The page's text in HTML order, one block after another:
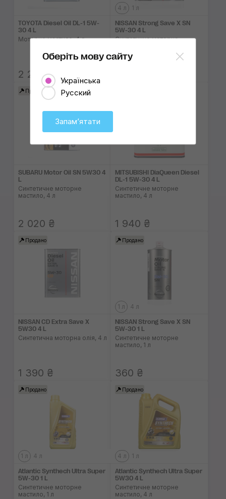
TOYOTA Diesel Oil DL-1 5W-
30 4 L
Моторне мастило, 4 л
2 205 ₴
4 л 1 л
NISSAN Strong Save X SN
5W-30 4 L
Синтетичне моторне
Продано
SUBARU Motor Oil SN 5W30 4
L
Синтетичне моторне
мастило, 4 л
2 020 ₴
MITSUBISHI DiaQueen Diesel
DL-1 5W-30 4 L
Синтетичне моторне
мастило, 4 л
1 940 ₴
Продано
NISSAN CD Extra Save X
5W30 4 L
Синтетична моторна олія, 4 л
1 390 ₴
Продано
1 л 4 л
NISSAN Strong Save X SN
5W-30 1 L
Синтетичне моторне
мастило, 1 л
360 ₴
Продано
1 л 4 л
Atlantic Synthech Ultra Super
5W-30 1 L
Синтетичне моторне
мастило, 1 л
Продано
4 л 1 л
Atlantic Synthech Ultra Super
5W30 4 L
Синтетичне моторне
мастило, 4 л
Оберіть мову сайту
Українська
Русский
Запамʼятати